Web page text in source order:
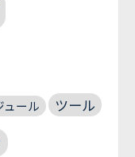
ュール ツール